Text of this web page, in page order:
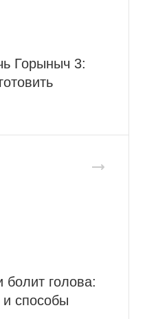
Горыныч 3:
голова:
способы